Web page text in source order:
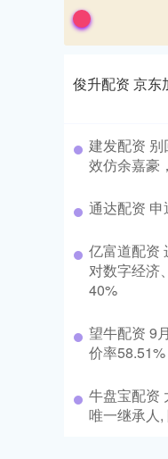
俊升配资 京东
建发配资
效仿余嘉豪
通达配资
亿富道配资
对数字经济
40%
望牛配资 9
价率58.51%
牛盘宝配资
唯一继承人